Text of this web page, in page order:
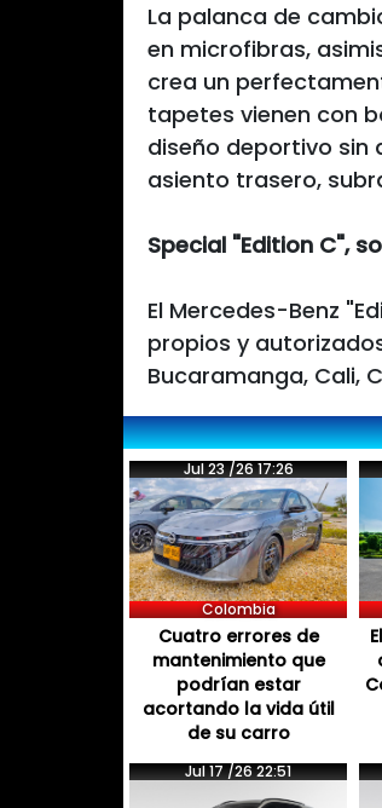
La palanca de
en microfibras,
crea un
tapetes vienen con
diseño deportivo sin
asiento trasero,
Special "Edition C",
El Mercedes-Benz
propios y
Bucaramanga, Cali,
Jul 23 /26 17:26
Colombia
Cuatro errores de
mantenimiento que
podrían estar
acortando la vida útil
de su carro
Jul 17 /26 22:51